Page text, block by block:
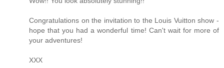
Congratulations on the invitation to the Louis Vuitton show -
hope that you had a wonderful time! Can't wait for more of
your adventures!
XXX